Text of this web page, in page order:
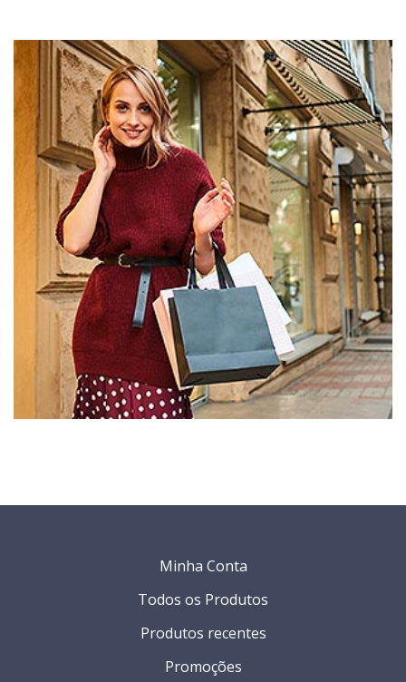
Minha Conta
Todos os Produtos
Produtos recentes
Promoções